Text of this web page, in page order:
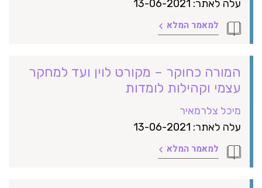
עלה לאתר: 13-06-2021
למאמר המלא
המורה כחוקר – מקורט לוין ועד למחקר
עצמי וקהילות לומדות
מיכל צלרמאיר
עלה לאתר: 13-06-2021
למאמר המלא